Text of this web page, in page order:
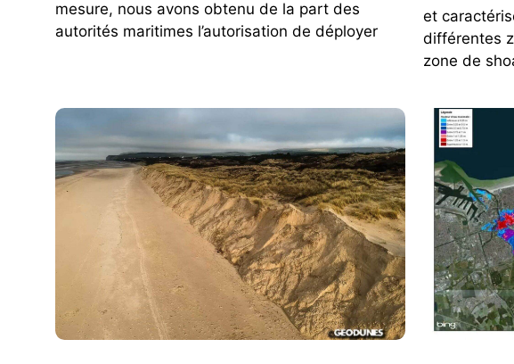
mesure, nous avons obtenu de la part des
autorités maritimes l’autorisation de déployer
et
différentes
zone de